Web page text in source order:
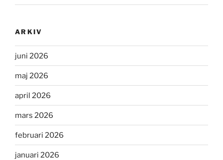
ARKIV
juni 2026
maj 2026
april 2026
mars 2026
februari 2026
januari 2026